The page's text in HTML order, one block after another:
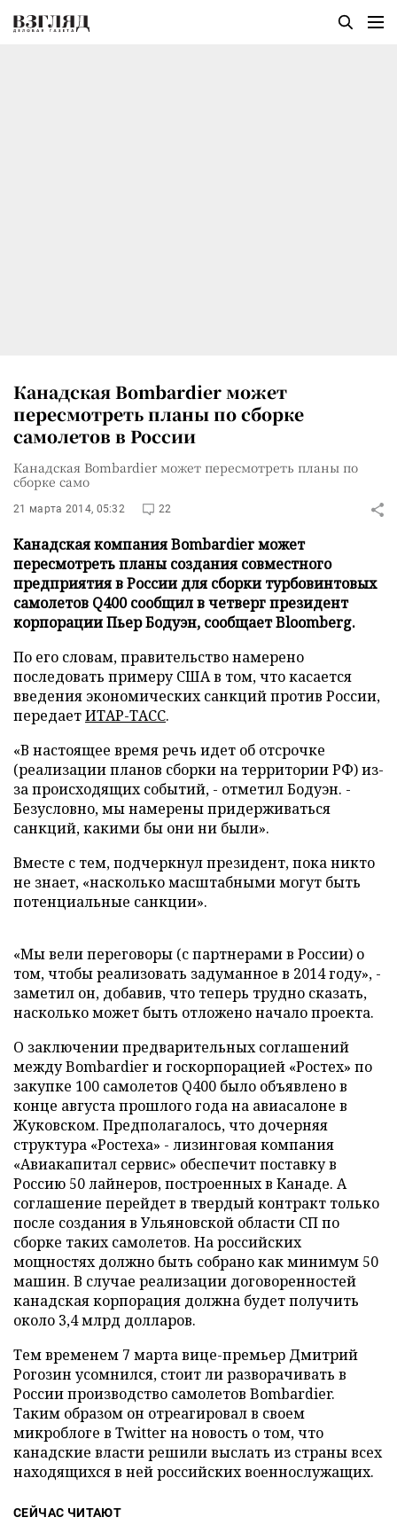
Канадская Bombardier может
пересмотреть планы по сборке
самолетов в России
Канадская Bombardier может пересмотреть планы по
сборке само
21 марта 2014, 05:32 22
Канадская компания Bombardier может
пересмотреть планы создания совместного
предприятия в России для сборки турбовинтовых
самолетов Q400 сообщил в четверг президент
корпорации Пьер Бодуэн, сообщает Bloomberg.
По его словам, правительство намерено
последовать примеру США в том, что касается
введения экономических санкций против России,
передаетИТАР-ТАСС.
«В настоящее время речь идет об отсрочке
(реализации планов сборки на территории РФ) из-
за происходящих событий, - отметил Бодуэн. -
Безусловно, мы намерены придерживаться
санкций, какими бы они ни были».
Вместе с тем, подчеркнул президент, пока никто
не знает, «насколько масштабными могут быть
потенциальные санкции».
«Мы вели переговоры (с партнерами в России) о
том, чтобы реализовать задуманное в 2014 году», -
заметил он, добавив, что теперь трудно сказать,
насколько может быть отложено начало проекта.
О заключении предварительных соглашений
между Bombardier и госкорпорацией «Ростех» по
закупке 100 самолетов Q400 было объявлено в
конце августа прошлого года на авиасалоне в
Жуковском. Предполагалось, что дочерняя
структура «Ростеха» - лизинговая компания
«Авиакапитал сервис» обеспечит поставку в
Россию 50 лайнеров, построенных в Канаде. А
соглашение перейдет в твердый контракт только
после создания в Ульяновской области СП по
сборке таких самолетов. На российских
мощностях должно быть собрано как минимум 50
машин. В случае реализации договоренностей
канадская корпорация должна будет получить
около 3,4 млрд долларов.
Тем временем 7 марта вице-премьер Дмитрий
Рогозин усомнился, стоит ли разворачивать в
России производство самолетов Bombardier.
Таким образом он отреагировал в своем
микроблоге в Twitterна новость о том, что
канадские власти решили выслать из страны всех
находящихся в ней российских военнослужащих.
СЕЙЧАС ЧИТАЮТ